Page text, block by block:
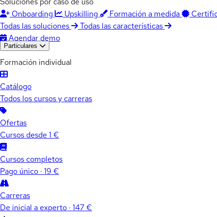
Onboarding
Upskilling Formación a medida
Todas las soluciones
Todas las características
Agendar demo
Particulares
Formación individual
Catálogo
Todos los cursos y carreras
Ofertas
Cursos desde 1 €
Cursos completos
Pago único · 19 €
Carreras
De inicial a experto · 147 €